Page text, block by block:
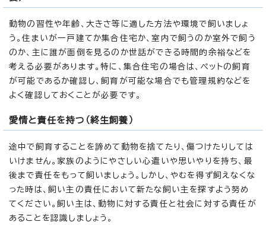
動物の習性や年齢、大きさ等に適した方法や環境で飼いましょ
う。住まいが一戸建てか集合住宅か、室内で飼うのか室外で飼う
のか、主に誰が面倒を見るのか世話ができる時間的余裕などを
考える必要があります。特に、集合住宅の場合は、ペットの飼育
が可能であるか確認し、飼育が可能な場合でも管理規約などを
よく確認しておくことが必要です。
愛情と責任を持つ（終生飼養）
途中で飼育することを諦めて動物を捨てたり、傷つけたりしては
いけません。家族のようにやさしい心遣いや思いやりを持ち、最
後まで責任をもって飼いましょう。しかし、やむを得ず飼えなくな
った時は、飼い主の責任において新たな飼い主を探すよう努め
てください。飼い主は、動物に対する責任と社会に対する責任が
あることを認識しましょう。